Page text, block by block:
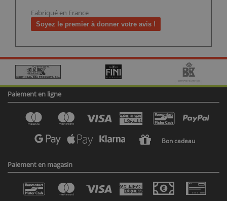
Fabriqué en France
Soyez le premier à donner votre avis !
Paiement en ligne
Bon cadeau
Paiement en magasin